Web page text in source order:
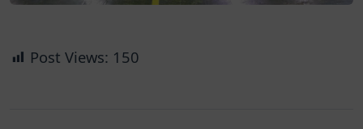
Post Views: 150